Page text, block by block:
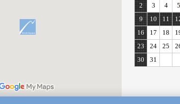
2
3 4 5
9
10 11
16
17 18
23
24 25
30
31